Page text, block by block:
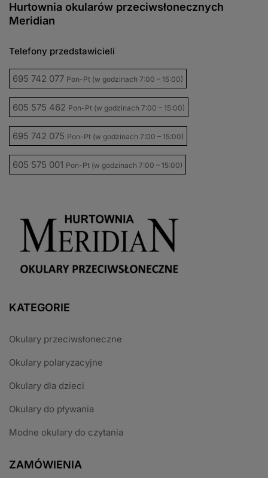
Hurtownia okularów przeciwsłonecznych
Meridian
Telefony przedstawicieli
695 742 077 Pon-Pt (w godzinach 7:00 – 15:00)
605 575 462 Pon-Pt (w godzinach 7:00 – 15:00)
695 742 075 Pon-Pt (w godzinach 7:00 – 15:00)
605 575 001 Pon-Pt (w godzinach 7:00 – 15:00)
KATEGORIE
Okulary przeciwsłoneczne
Okulary polaryzacyjne
Okulary dla dzieci
Okulary do pływania
Modne okulary do czytania
ZAMÓWIENIA